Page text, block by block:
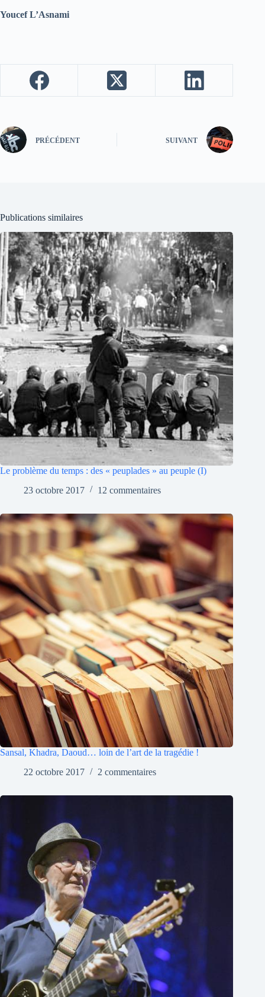
Youcef L’Asnami
PRÉCÉDENT SUIVANT
Publications similaires
Le problème du temps : des « peuplades » au peuple (I)
23 octobre 2017
12 commentaires
Sansal, Khadra, Daoud… loin de l’art de la tragédie !
22 octobre 2017
2 commentaires